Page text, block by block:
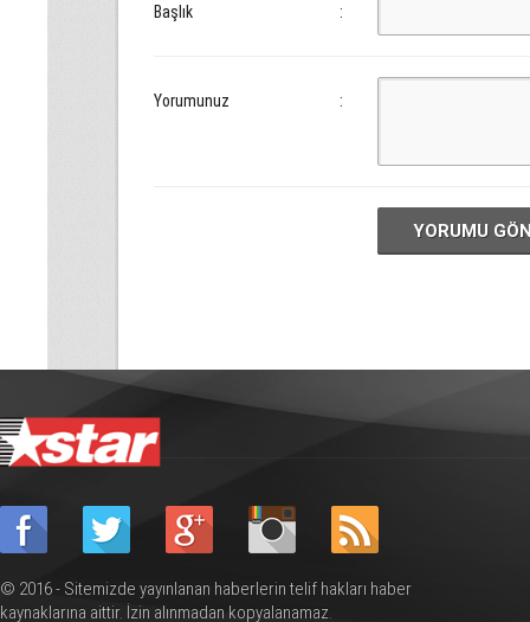
Başlık :
Yorumunuz :
YORUMU
© 2016 - Sitemizde yayınlanan haberlerin telif hakları haber
kaynaklarına aittir. İzin alınmadan kopyalanamaz.